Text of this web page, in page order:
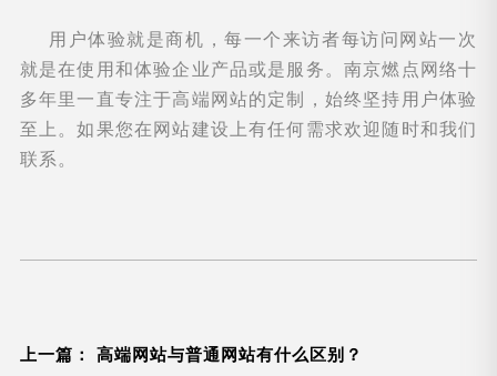
用户体验就是商机，每一个来访者每访问网站一次
就是在使用和体验企业产品或是服务。南京燃点网络十
多年里一直专注于高端网站的定制，始终坚持用户体验
至上。如果您在网站建设上有任何需求欢迎随时和我们
联系。
上一篇： 高端网站与普通网站有什么区别？